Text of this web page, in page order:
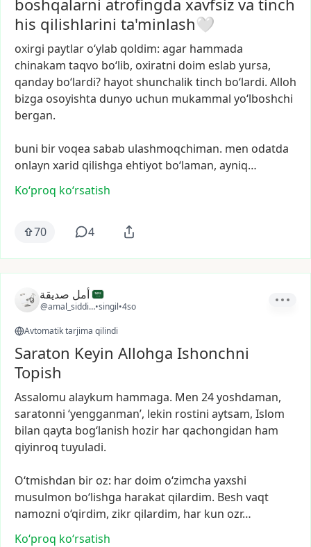
boshqalarni atrofingda xavfsiz va tinch
his qilishlarini ta'minlash🤍
oxirgi paytlar o‘ylab qoldim: agar hammada
chinakam taqvo bo‘lib, oxiratni doim eslab yursa,
qanday bo‘lardi? hayotshunchaliktinch bo‘lardi. Alloh
bizga osoyishta dunyo uchun mukammal yo‘lboshchi
bergan.
buni birvoqea sabab ulashmoqchiman. men odatda
onlayn xarid qilishga ehtiyot bo‘laman, ayniq…
Ko‘proq koʻrsatish
70 4
أمل صديقة
@amal_siddiqa•singil•4so
Avtomatik tarjima qilindi
Saraton Keyin Allohga Ishonchni
Topish
Assalomu alaykum hammaga. Men 24yoshdaman,
saratonni ‘yengganman’, lekin rostini aytsam, Islom
bilan qayta bog‘lanish hozir har qachongidan ham
qiyinroq tuyuladi.
O‘tmishdan bir oz: har doim o‘zimcha yaxshi
musulmon bo‘lishga harakat qilardim. Besh vaqt
namozni o‘qirdim, zikr qilardim, har kun ozr…
Ko‘proq koʻrsatish